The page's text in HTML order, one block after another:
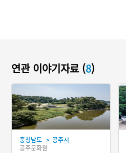
연관 이야기자료 (8)
충청남도 > 공주시
공주문화원